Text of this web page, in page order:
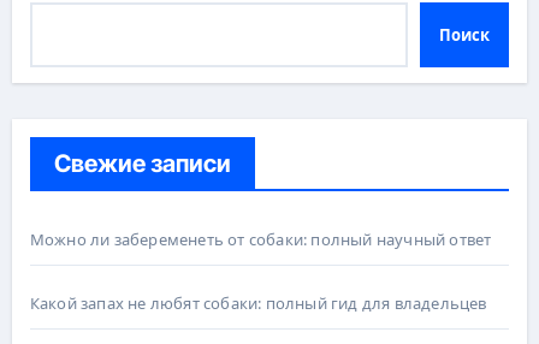
Поиск
Свежие записи
Можно ли забеременеть от собаки: полный научный ответ
Какой запах не любят собаки: полный гид для владельцев